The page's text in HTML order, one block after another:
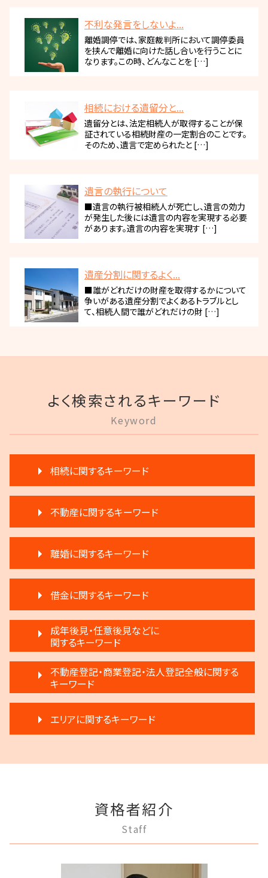
不利な発言をしないよ...
離婚調停では、家庭裁判所において調停委員
を挟んで離婚に向けた話し合いを行うことに
なります。この時、どんなことを […]
相続における遺留分と...
遺留分とは、法定相続人が取得することが保
証されている相続財産の一定割合のことです。
そのため、遺言で定められたと […]
遺言の執行について
■遺言の執行被相続人が死亡し、遺言の効力
が発生した後には遺言の内容を実現する必要
があります。遺言の内容を実現す […]
遺産分割に関するよく...
■誰がどれだけの財産を取得するかについて
争いがある遺産分割でよくあるトラブルとし
て、相続人間で誰がどれだけの財 […]
よく検索されるキーワード
Keyword
相続に関するキーワード
生前贈与 弁護士
生前贈与 注意
相続 弁護士費用
相続放棄
相続 争い
生前贈与とは 住宅
遺言 執行 いつ
限定承認とは 弁護士
生前贈与 分割
相続 遺産分割協議書
相続 分割協議書
相続 遠方
相続 分割
限定承認 相続
遺産分割 調停
遺言 執行しない
生前贈与 注意点
不動産に関するキーワード
賃料増額 借地借家法
滞納 弁護士
家賃滞納 強制退去
家賃 滞納 法的措置
不動産 明け渡し 期間
家賃 滞納 弁護士
不動産売買契約 注意点
滞納家賃請求 時効
不動産 売る
滞納 家賃 分割 交渉
家賃 滞納 対応
家賃 値上げ 交渉
家賃 滞納 分割 支払い
不動産 弁護士
賃料増額 弁護士
退去 立会い トラブル
離婚に関するキーワード
離婚 不倫 慰謝料
調停離婚 弁護士
離婚 子供 影響
離婚 条件
離婚 相手が拒否
離婚裁判 何年かかる
離婚調停 不成立
協議離婚 弁護士
離婚 浮気
調停離婚 慰謝料
調停離婚 協議離婚
離婚 円満
借金に関するキーワード
任意整理 住宅ローン
破産 賠償金
民事再生法とは 法人
破産 法人
借金返済
自己破産 条件
民事再生 弁済
民事再生 弁護士
個人再生 デメリット
任意整理 不動産
任意整理 銀行
成年後見・任意後見などに
関するキーワード
任意後見制度 できること
家族信託 弁護士
成年後見 弁護士
任意後見制度 家族信託 違い
任意後見制度 申し立て
成年後見制度 わかりやすく
任意後見制度 弁護士
成年後見人 手続き 家族
不動産登記・商業登記・法人登記全般に関する
キーワード
不動産登記 弁護士
商業登記 罰則
不動産登記 期限
登記手続き 法人
不動産登記 売主
不動産登記 義務化
エリアに関するキーワード
狛江市 相続
調布市 成年後見
稲城市 不動産トラブル
三鷹市 相続
資格者紹介
Staff